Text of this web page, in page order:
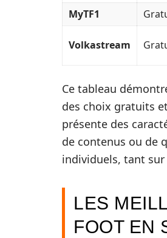
MyTF1
Volkastream
Ce tableau
des choix gratuits
présente des
de contenus ou de
individuels, tant sur
LES
FOOT EN